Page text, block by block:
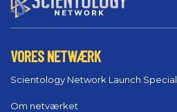
VORES NETWÆRK
Scientology Network Launch Special
Om netværket